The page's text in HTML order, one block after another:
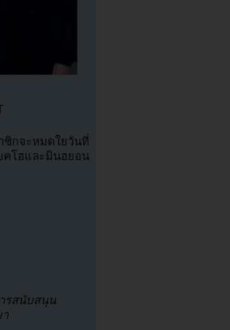
กจะหมดใยวันที่
คโฮและมินฮยอน
รสนับสนุน